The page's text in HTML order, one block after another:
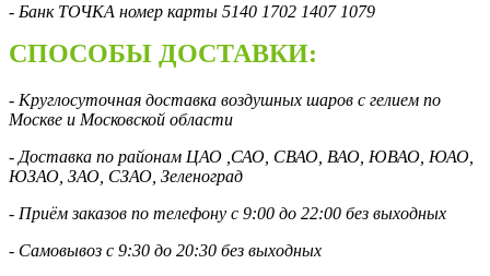
- Банк ТОЧКА номер карты 5140 1702 1407 1079
СПОСОБЫ ДОСТАВКИ:
- Круглосуточная доставка воздушных шаров с гелием по
Москве и Московской области
- Доставка по районам ЦАО ,САО, СВАО, ВАО, ЮВАО, ЮАО,
ЮЗАО, ЗАО, СЗАО, Зеленоград
- Приём заказов по телефону с 9:00 до 22:00 без выходных
- Самовывоз с 9:30 до 20:30 без выходных